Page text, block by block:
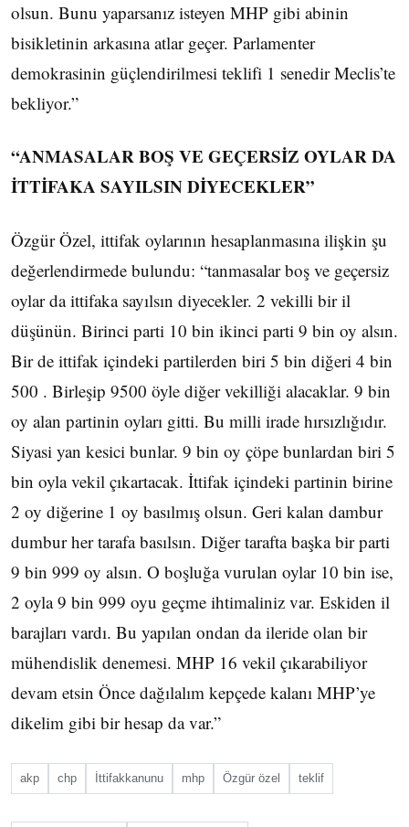
olsun. Bunu yaparsanız isteyen MHP gibi abinin
bisikletinin arkasına atlar geçer. Parlamenter
demokrasinin güçlendirilmesi teklifi 1 senedir Meclis’te
bekliyor.”
“ANMASALAR BOŞ VE GEÇERSİZ OYLAR DA
İTTİFAKA SAYILSIN DİYECEKLER”
Özgür Özel, ittifak oylarının hesaplanmasına ilişkin şu
değerlendirmede bulundu: “tanmasalar boş ve geçersiz
oylar da ittifaka sayılsın diyecekler. 2 vekilli bir il
düşünün. Birinci parti 10 bin ikinci parti 9 bin oy alsın.
Bir de ittifak içindeki partilerden biri 5 bin diğeri 4 bin
500 . Birleşip 9500 öyle diğer vekilliği alacaklar. 9 bin
oy alan partinin oyları gitti. Bu milli irade hırsızlığıdır.
Siyasi yan kesici bunlar. 9 bin oy çöpe bunlardan biri 5
bin oyla vekil çıkartacak. İttifak içindeki partinin birine
2 oy diğerine 1 oy basılmış olsun. Geri kalan dambur
dumbur her tarafa basılsın. Diğer tarafta başka bir parti
9 bin 999 oy alsın. O boşluğa vurulan oylar 10 bin ise,
2 oyla 9 bin 999 oyu geçme ihtimaliniz var. Eskiden il
barajları vardı. Bu yapılan ondan da ileride olan bir
mühendislik denemesi. MHP 16 vekil çıkarabiliyor
devam etsin Önce dağılalım kepçede kalanı MHP’ye
dikelim gibi bir hesap da var.”
akp chp İttifakkanunu mhp Özgür özel teklif